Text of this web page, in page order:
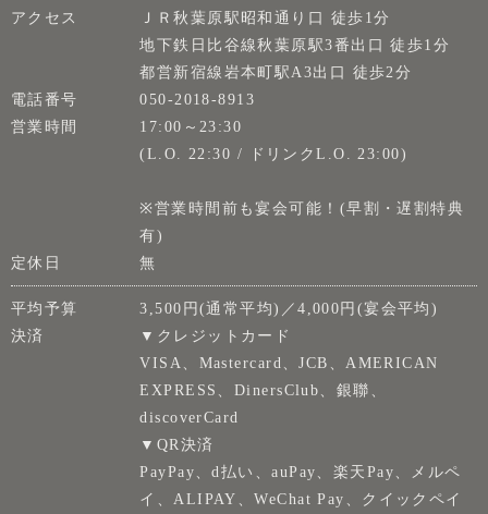
アクセス
ＪＲ秋葉原駅昭和通り口 徒歩1分
地下鉄日比谷線秋葉原駅3番出口 徒歩1分
都営新宿線岩本町駅A3出口 徒歩2分
電話番号
050-2018-8913
営業時間
17:00～23:30
(L.O. 22:30 / ドリンクL.O. 23:00)
※営業時間前も宴会可能！(早割・遅割特典
有)
定休日
無
平均予算
3,500円(通常平均)／4,000円(宴会平均)
決済
▼クレジットカード
VISA、Mastercard、JCB、AMERICAN
EXPRESS、DinersClub、銀聯、
discoverCard
▼QR決済
PayPay、d払い、auPay、楽天Pay、メルペ
イ、ALIPAY、WeChat Pay、クイックペイ